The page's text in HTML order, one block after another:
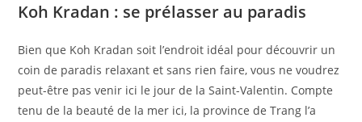
Koh Kradan : se prélasser au paradis
Bien que Koh Kradan soit l’endroit idéal pour découvrir un
coin de paradis relaxant et sans rien faire, vous ne voudrez
peut-être pas venir ici le jour de la Saint-Valentin. Compte
tenu de la beauté de la mer ici, la province de Trang l’a